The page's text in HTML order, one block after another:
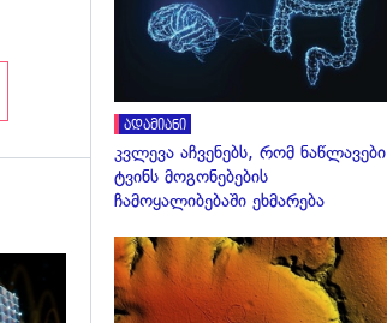
გადახედვა
ადამიანი
კვლევა აჩვენებს, რომ ნაწლავები
ტვინს მოგონებების
ჩამოყალიბებაში ეხმარება